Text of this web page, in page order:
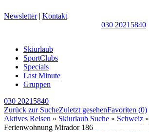
Newsletter| Kontakt
030 20215840
Skiurlaub
SportClubs
Specials
Last Minute
Gruppen
030 20215840
Zurück zur SucheZuletzt gesehenFavoriten (0)
Aktives Reisen » Skiurlaub Suche » Schweiz »
Ferienwohnung Mirador 186